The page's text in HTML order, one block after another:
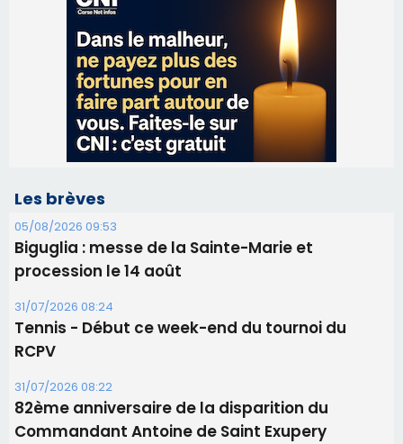
Les brèves
05/08/2026 09:53
Biguglia : messe de la Sainte-Marie et
procession le 14 août
31/07/2026 08:24
Tennis - Début ce week-end du tournoi du
RCPV
31/07/2026 08:22
82ème anniversaire de la disparition du
Commandant Antoine de Saint Exupery